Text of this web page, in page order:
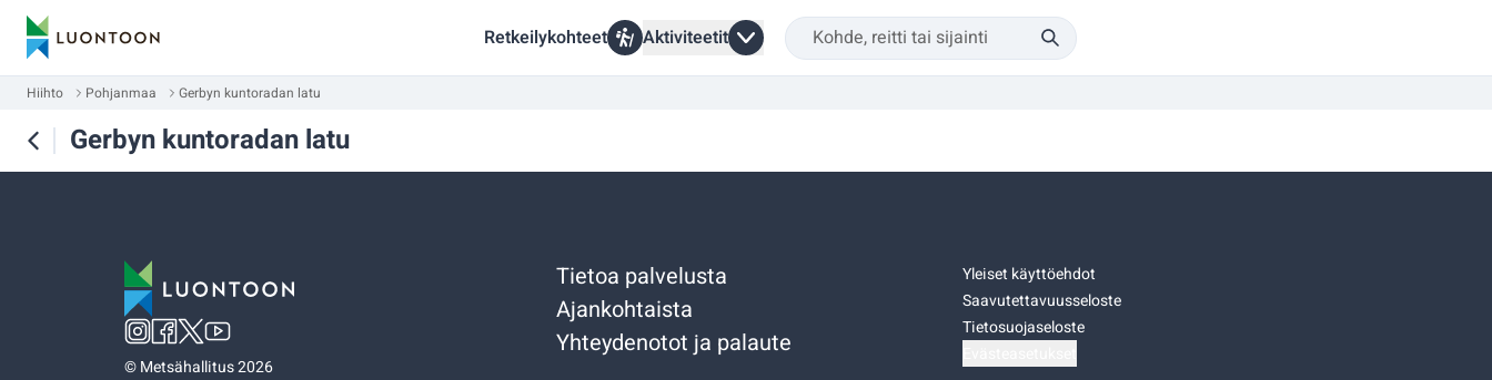
Retkeilykohteet Aktiviteetit
Hiihto Pohjanmaa Gerbyn kuntoradan latu
Gerbyn kuntoradan latu
©Metsähallitus 2026
Tietoa palvelusta
Ajankohtaista
Yhteydenotot ja palaute
Yleiset käyttöehdot
Saavutettavuusseloste
Tietosuojaseloste